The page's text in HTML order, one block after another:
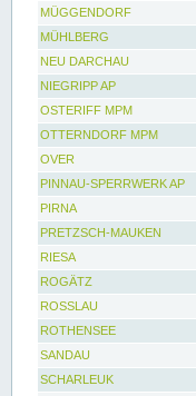
MÜGGENDORF
MÜHLBERG
NEU DARCHAU
NIEGRIPP AP
OSTERIFF MPM
OTTERNDORF MPM
OVER
PINNAU-SPERRWERK AP
PIRNA
PRETZSCH-MAUKEN
RIESA
ROGÄTZ
ROSSLAU
ROTHENSEE
SANDAU
SCHARLEUK